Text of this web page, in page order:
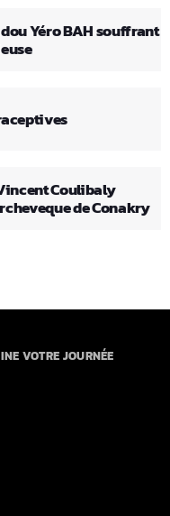
Yéro BAH souffrant
Coulibaly
de Conakry
VOTRE JOURNÉE